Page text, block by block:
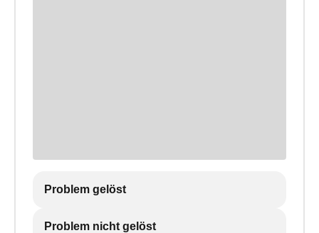
Problem gelöst
Problem nicht gelöst